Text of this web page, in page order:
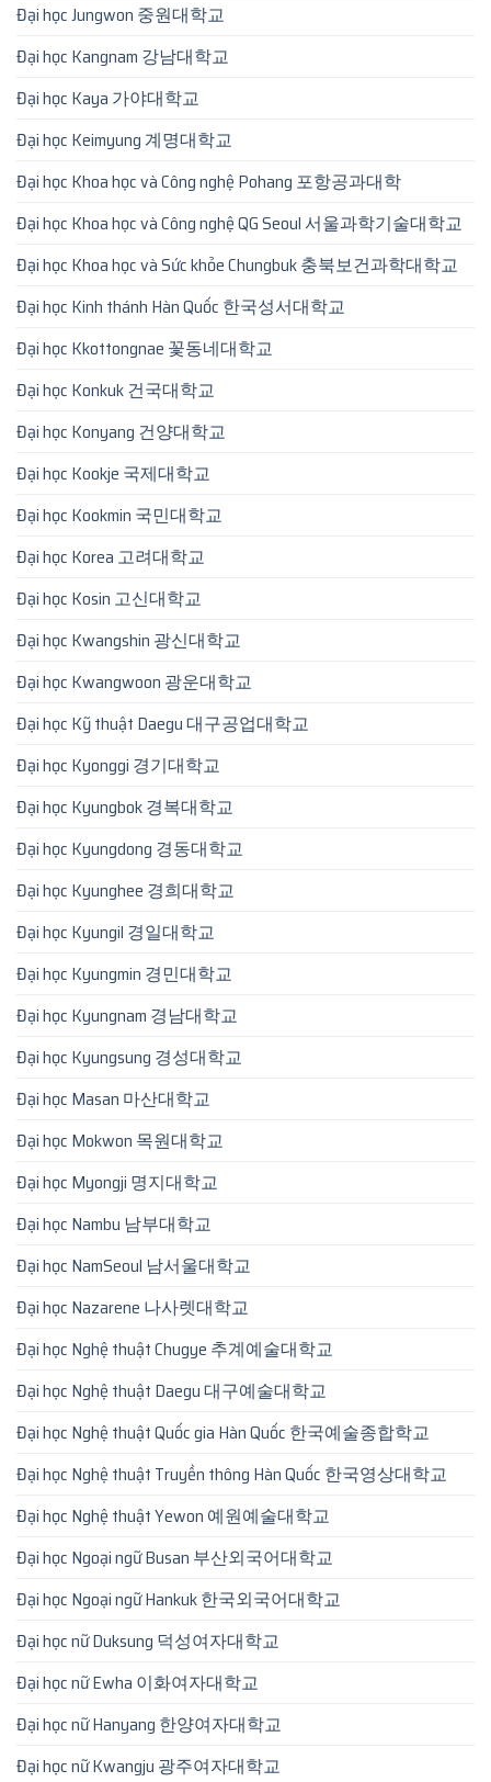
Đại học Jungwon 중원대학교
Đại học Kangnam 강남대학교
Đại học Kaya 가야대학교
Đại học Keimyung 계명대학교
Đại học Khoa học và Công nghệ Pohang 포항공과대학
Đại học Khoa học và Công nghệ QG Seoul 서울과학기술대학교
Đại học Khoa học và Sức khỏe Chungbuk 충북보건과학대학교
Đại học Kinh thánh Hàn Quốc 한국성서대학교
Đại học Kkottongnae 꽃동네대학교
Đại học Konkuk 건국대학교
Đại học Konyang 건양대학교
Đại học Kookje 국제대학교
Đại học Kookmin 국민대학교
Đại học Korea 고려대학교
Đại học Kosin 고신대학교
Đại học Kwangshin 광신대학교
Đại học Kwangwoon 광운대학교
Đại học Kỹ thuật Daegu 대구공업대학교
Đại học Kyonggi 경기대학교
Đại học Kyungbok 경복대학교
Đại học Kyungdong 경동대학교
Đại học Kyunghee 경희대학교
Đại học Kyungil 경일대학교
Đại học Kyungmin 경민대학교
Đại học Kyungnam 경남대학교
Đại học Kyungsung 경성대학교
Đại học Masan 마산대학교
Đại học Mokwon 목원대학교
Đại học Myongji 명지대학교
Đại học Nambu 남부대학교
Đại học NamSeoul 남서울대학교
Đại học Nazarene 나사렛대학교
Đại học Nghệ thuật Chugye 추계예술대학교
Đại học Nghệ thuật Daegu 대구예술대학교
Đại học Nghệ thuật Quốc gia Hàn Quốc 한국예술종합학교
Đại học Nghệ thuật Truyền thông Hàn Quốc 한국영상대학교
Đại học Nghệ thuật Yewon 예원예술대학교
Đại học Ngoại ngữ Busan 부산외국어대학교
Đại học Ngoại ngữ Hankuk 한국외국어대학교
Đại học nữ Duksung 덕성여자대학교
Đại học nữ Ewha 이화여자대학교
Đại học nữ Hanyang 한양여자대학교
Đại học nữ Kwangju 광주여자대학교